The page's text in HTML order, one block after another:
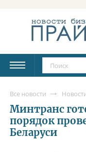
Все новости
Минтранс
порядок
Беларуси